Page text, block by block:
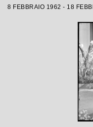
8 FEBBRAIO 1962 - 18